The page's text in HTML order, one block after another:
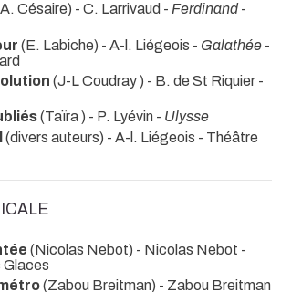
Césaire) - C. Larrivaud - Ferdinand-
(E. Labiche) - A-l. Liégeois - Galathée -
(J-L Coudray ) - B. de St Riquier -
(Taïra ) - P. Lyévin - Ulysse
(divers auteurs) - A-l. Liégeois - Théâtre
(Nicolas Nebot) - Nicolas Nebot -
Glaces
(Zabou Breitman) - Zabou Breitman